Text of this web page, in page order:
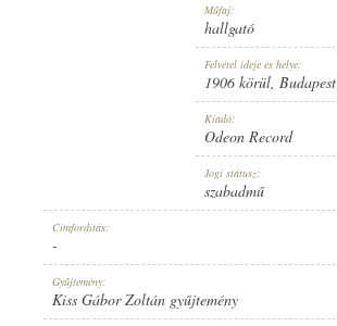
NO. 35304.
Műfaj:
hallgató
Felvétel ideje és helye:
1906 körül, Budapest
Kiadó:
Odeon Record
Jogi státusz:
szabadmű
Címfordítás:
-
Gyűjtemény:
Kiss Gábor Zoltán gyűjtemény